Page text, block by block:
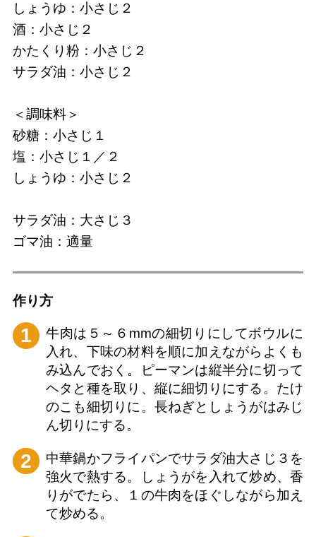
しょうゆ：小さじ２
酒：小さじ２
かたくり粉：小さじ２
サラダ油：小さじ２
＜調味料＞
砂糖：小さじ１
塩：小さじ１／２
しょうゆ：小さじ２
サラダ油：大さじ３
ゴマ油：適量
作り⽅
1
牛肉は５～６mmの細切りにしてボウルに
入れ、下味の材料を順に加えながらよくも
み込んでおく。ピーマンは縦半分に切って
ヘタと種を取り、縦に細切りにする。たけ
のこも細切りに。長ねぎとしょうがはみじ
ん切りにする。
2
中華鍋かフライパンでサラダ油大さじ３を
強火で熱する。しょうがを入れて炒め、香
りがでたら、１の牛肉をほぐしながら加え
て炒める。